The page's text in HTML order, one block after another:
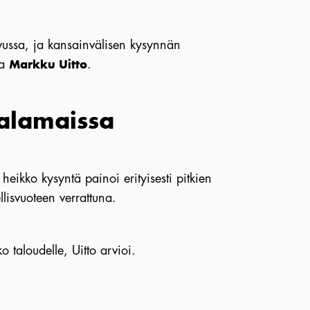
ja kansainvälisen kysynnän
Markku Uitto.
kysyntä painoi erityisesti pitkien
verrattuna.
taloudelle, Uitto arvioi.